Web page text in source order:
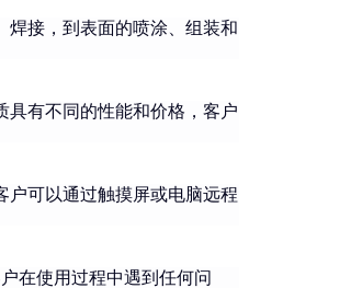
焊接，到表面的喷涂、组装和
具有不同的性能和价格，客户
户可以通过触摸屏或电脑远程
在使用过程中遇到任何问